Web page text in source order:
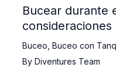
Bucear durante
consideraciones
Buceo Buceo con
By Diventures Team